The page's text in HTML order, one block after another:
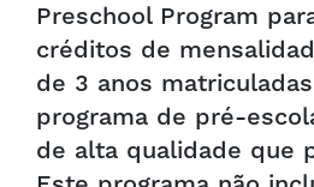
Preschool Program
créditos de
de 3 anos
programa de pré-
de alta qualidade que